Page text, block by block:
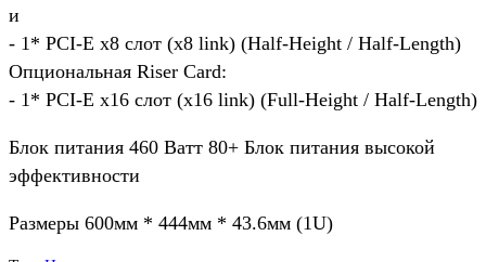
и
- 1* PCI-E x8 слот (x8 link) (Half-Height / Half-Length)
Опциональная Riser Card:
- 1* PCI-E x16 слот (x16 link) (Full-Height / Half-Length)
Блок питания 460 Ватт 80+ Блок питания высокой
эффективности
Размеры 600мм * 444мм * 43.6мм (1U)